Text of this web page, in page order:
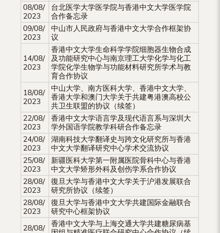
08/08/
2023
台北医学大学医学院与香港中文大学医学院
合作备忘录
09/08/
2023
中山市人民政府与香港中文大学合作框架协
议
14/08/
2023
香港中文大学生命科学学院细胞器生物合成
及功能研究中心与南京理工大学化学与化工
学院化学生物学与功能材料研究所学术与教
育合作协议
18/08/
2023
中山大学、南方医科大学、香港中文大学、
香港大学和澳门大学关于共建粤港澳高校公
共卫生联盟的协议（续签）
22/08/
2023
香港中文大学语言学及现代语言系与深圳大
学外国语学院教学科研合作备忘录
24/08/
2023
湖南科技大学翻译史与跨文化研究所与香港
中文大学翻译研究中心学术交流协议
25/08/
2023
新疆医科大学第一附属医院骨科中心与香港
中文大学矫形外科及创伤学系合作协议
28/08/
2023
復旦大学与香港中文大学关于沪港发展联合
研究所协议（续签）
28/08/
2023
復旦大学与香港中文大学共建国际金融联合
研究中心框架协议
28/08/
香港中文大学与上海交通大学共建糖尿病基